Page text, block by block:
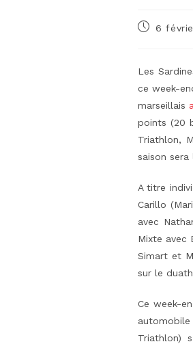
Publication
6
Les
ce week-
marseillais
points (20
Triathlon,
saison sera
A titre
Carillo
avec
Mixte avec
Simart et
sur le
Ce week-
automobile
Triathlon)